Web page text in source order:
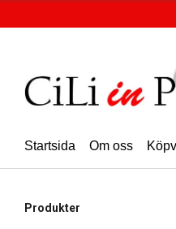
Startsida Om oss
Produkter